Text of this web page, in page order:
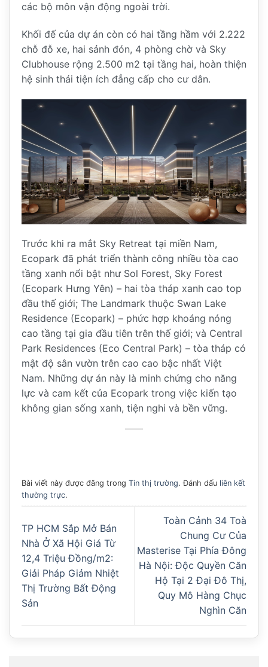
các bộ môn vận động ngoài trời.
Khối đế của dự án còn có hai tầng hầm với 2.222
chỗ đỗ xe, hai sảnh đón, 4 phòng chờ và Sky
Clubhouse rộng 2.500 m2 tại tầng hai, hoàn thiện
hệ sinh thái tiện ích đẳng cấp cho cư dân.
Trước khi ra mắt Sky Retreat tại miền Nam,
Ecopark đã phát triển thành công nhiều tòa cao
tầng xanh nổi bật như Sol Forest, Sky Forest
(Ecopark Hưng Yên) – hai tòa tháp xanh cao top
đầu thế giới; The Landmark thuộc Swan Lake
Residence (Ecopark) – phức hợp khoáng nóng
cao tầng tại gia đầu tiên trên thế giới; và Central
Park Residences (Eco Central Park) – tòa tháp có
mật độ sân vườn trên cao cao bậc nhất Việt
Nam. Những dự án này là minh chứng cho năng
lực và cam kết của Ecopark trong việc kiến tạo
không gian sống xanh, tiện nghi và bền vững.
Bài viết này được đăng trong Tin thị trường. Đánh dấu liên kết
thường trực.
TP HCM Sắp Mở Bán
Nhà Ở Xã Hội Giá Từ
12,4 Triệu Đồng/m2:
Giải Pháp Giảm Nhiệt
Thị Trường Bất Động
Sản
Toàn Cảnh 34 Toà
Chung Cư Của
Masterise Tại Phía Đông
Hà Nội: Độc Quyền Căn
Hộ Tại 2 Đại Đô Thị,
Quy Mô Hàng Chục
Nghìn Căn